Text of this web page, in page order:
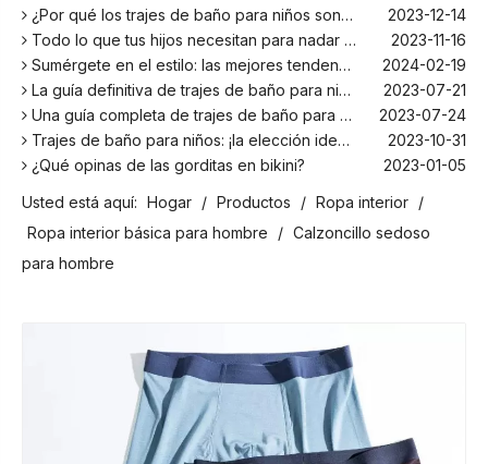
¿Por qué los trajes de baño para niños son más cómodos con elastano?
2023-12-14
Todo lo que tus hijos necesitan para nadar este verano
2023-11-16
Sumérgete en el estilo: las mejores tendencias en trajes de baño para niños de la temporada
2024-02-19
La guía definitiva de trajes de baño para niños: comodidad, diseño y seguridad
2023-07-21
Una guía completa de trajes de baño para niños: comodidad, estilo y seguridad para divertirse bajo el sol
2023-07-24
Trajes de baño para niños: ¡la elección ideal para tus hijos!
2023-10-31
¿Qué opinas de las gorditas en bikini?
2023-01-05
¡El principal fabricante de trajes de baño en Bali!
2024-02-22
¡Date un chapuzón con los trajes de baño para niños más populares de la temporada!
2024-02-02
Como cualquier otro traje, el bañador infantil: un espacio agradable para relajarse en la playa
Sumérgete en el estilo: las mejores tendencias en trajes de baño para niños de la temporada
La guía definitiva de trajes de baño para niños: comodidad, diseño y seguridad
Una guía completa de trajes de baño para niños: comodidad, estilo y seguridad para divertirse bajo el sol
Usted está aquí: Hogar / Productos / Ropa interior /
Ropa interior básica para hombre
/ Calzoncillo sedoso
para hombre